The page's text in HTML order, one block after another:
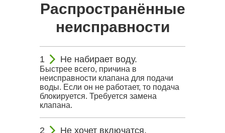
Распространённые
неисправности
Не набирает воду.
Быстрее всего, причина в
неисправности клапана для подачи
воды. Если он не работает, то подача
блокируется. Требуется замена
клапана.
Не хочет включатся.